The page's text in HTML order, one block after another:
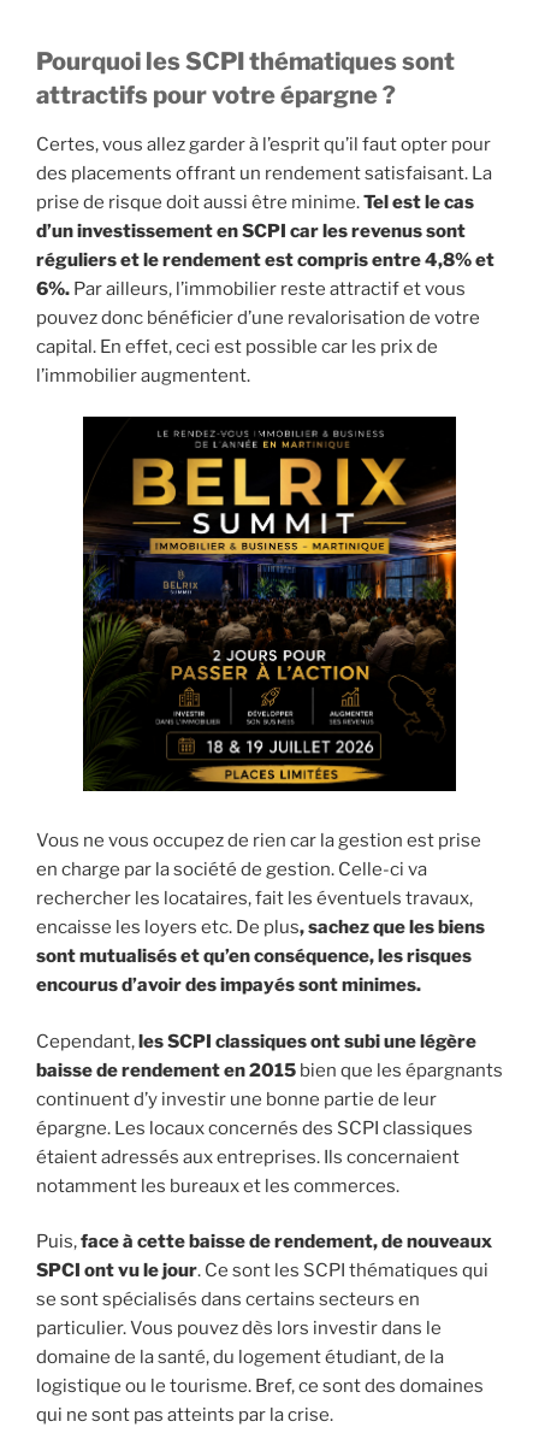
Pourquoi les SCPI thématiques sont
attractifs pour votre épargne ?
Certes, vous allez garder à l’esprit qu’il faut opter pour
des placements offrant un rendement satisfaisant. La
prise de risque doit aussi être minime.Tel est le cas
d’un investissement en SCPI car les revenus sont
réguliers et le rendement est compris entre 4,8% et
6%. Par ailleurs, l’immobilier reste attractif et vous
pouvez donc bénéficier d’une revalorisation de votre
capital. En effet, ceci est possible car les prix de
l’immobilier augmentent.
Vous ne vous occupez de rien car la gestion est prise
en charge par la société de gestion. Celle-ci va
rechercher les locataires, fait les éventuels travaux,
encaisse les loyers etc. De plus, sachez que les biens
sont mutualisés et qu’en conséquence, les risques
encourus d’avoir des impayés sont minimes.
Cependant,les SCPI classiques ont subi une légère
baisse de rendement en 2015 bien que les épargnants
continuent d’y investir une bonne partie de leur
épargne. Les locaux concernés des SCPI classiques
étaient adressés aux entreprises. Ils concernaient
notamment les bureaux et les commerces.
Puis,face à cette baisse de rendement, de nouveaux
SPCI ont vu le jour. Ce sont les SCPI thématiques qui
se sont spécialisés dans certains secteurs en
particulier. Vous pouvez dès lors investir dans le
domaine de la santé, du logement étudiant, de la
logistique ou le tourisme. Bref, ce sont des domaines
qui ne sont pas atteints par la crise.